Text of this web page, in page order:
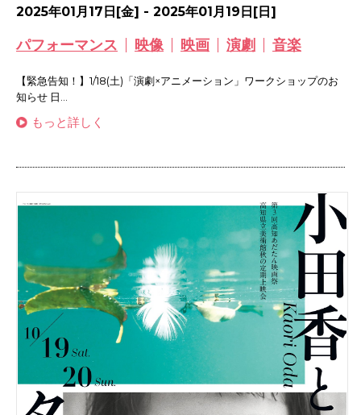
2025年01月17日[金] - 2025年01月19日[日]
パフォーマンス 映像 映画 演劇 音楽
【緊急告知！】1/18(土)「演劇×アニメーション」ワークショップのお
知らせ 日...
もっと詳しく